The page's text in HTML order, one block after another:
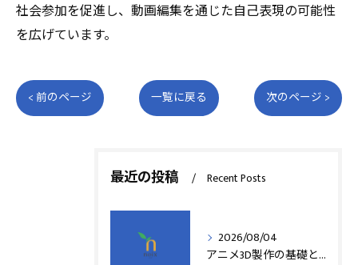
社会参加を促進し、動画編集を通じた自己表現の可能性
を広げています。
< 前のページ 一覧に戻る 次のページ >
最近の投稿 Recent Posts
2026/08/04
アニメ3D製作の基礎と実践法